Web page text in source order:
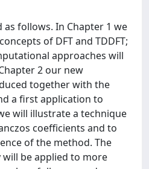
as follows. In Chapter 1 we
of DFT and TDDFT;
approaches will
2 our new
together with the
a first application to
will illustrate a technique
coefficients and to
of the method. The
be applied to more